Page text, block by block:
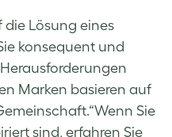
die Lösung eines
konsequent und
Marken basieren auf
Sie
sind, erfahren Sie